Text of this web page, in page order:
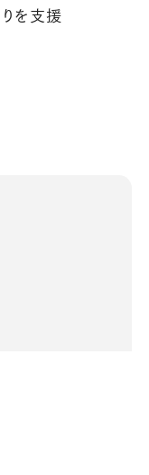
を支援